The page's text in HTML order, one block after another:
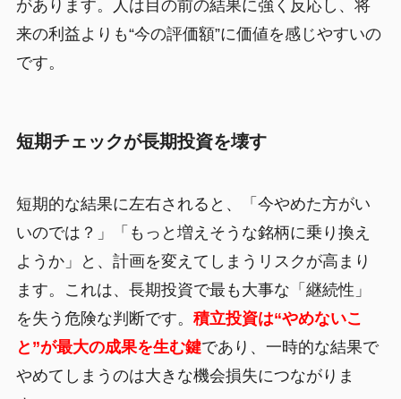
があります。人は目の前の結果に強く反応し、将
来の利益よりも“今の評価額”に価値を感じやすいの
です。
短期チェックが長期投資を壊す
短期的な結果に左右されると、「今やめた方がい
いのでは？」「もっと増えそうな銘柄に乗り換え
ようか」と、計画を変えてしまうリスクが高まり
ます。これは、長期投資で最も大事な「継続性」
を失う危険な判断です。 積立投資は“やめないこ
と”が最大の成果を生む鍵であり、一時的な結果で
やめてしまうのは大きな機会損失につながりま